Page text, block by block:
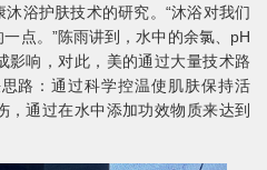
浴护肤技术的研究。“沐浴对我们
点。”陈雨讲到，水中的余氯、pH
影响，对此，美的通过大量技术路
路：通过科学控温使肌肤保持活
，通过在水中添加功效物质来达到